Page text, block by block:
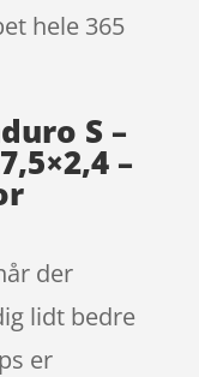
hele 365
S –
–
der
lidt bedre
er